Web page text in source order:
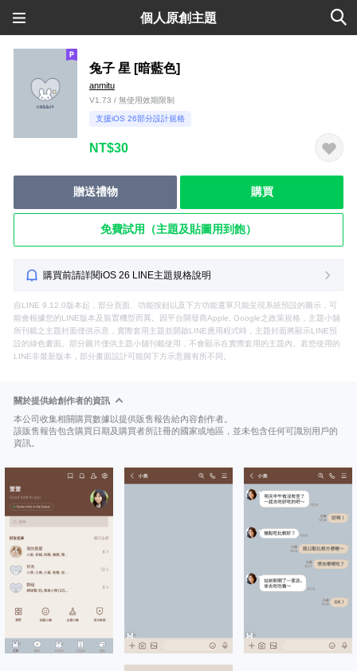
個人原創主題
兔子 星 [暗藍色]
anmitu
V1.73 / 無使用效期限制
支援iOS 26部分設計規格
NT$30
贈送禮物 購買
免費試用（主題及貼圖用到飽）
購買前請詳閱iOS 26 LINE主題規格說明
自LINE 9.12.0版本起，部分頁面、功能按鈕以及下方功能選單只能呈現系統預設的圖示，可
能會根據您的LINE版本及裝置機型而異。因平台開發商Apple, Google之政策規格，主題小舖
所刊載之主題封面僅供示意，實際套用主題並開啟LINE應用程式時，主題封面將顯示LINE預
設的綠色畫面。部分圖片僅供主題小舖刊載使用，不會顯示在實際套用的主題內。若您使用的
LINE非最新版本，部分畫面設計可能與下方示意圖有所不同。
關於提供給創作者的資訊
本公司收集相關購買數據以提供販售報告給內容創作者。
該販售報告包含購買日期及購買者所註冊的國家或地區，並未包含任何可識別用戶的
資訊。